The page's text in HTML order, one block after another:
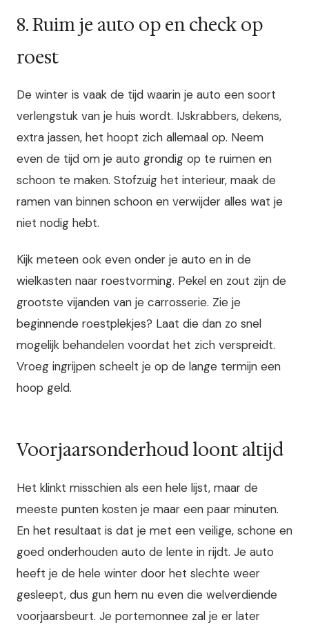
8. Ruim je auto op en check op
roest
De winter is vaak de tijd waarin je auto een soort
verlengstuk van je huis wordt. IJskrabbers, dekens,
extra jassen, het hoopt zich allemaal op. Neem
even de tijd om je auto grondig op te ruimen en
schoon te maken. Stofzuig het interieur, maak de
ramen van binnen schoon en verwijder alles wat je
niet nodig hebt.
Kijk meteen ook even onder je auto en in de
wielkasten naar roestvorming. Pekel en zout zijn de
grootste vijanden van je carrosserie. Zie je
beginnende roestplekjes? Laat die dan zo snel
mogelijk behandelen voordat het zich verspreidt.
Vroeg ingrijpen scheelt je op de lange termijn een
hoop geld.
Voorjaarsonderhoud loont altijd
Het klinkt misschien als een hele lijst, maar de
meeste punten kosten je maar een paar minuten.
En het resultaat is dat je met een veilige, schone en
goed onderhouden auto de lente in rijdt. Je auto
heeft je de hele winter door het slechte weer
gesleept, dus gun hem nu even die welverdiende
voorjaarsbeurt. Je portemonnee zal je er later